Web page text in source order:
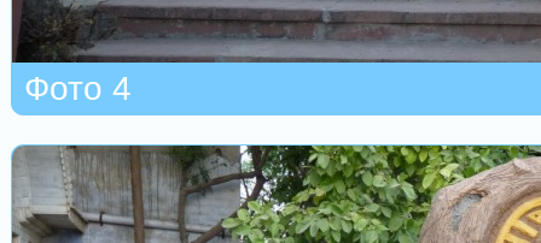
Фото 4